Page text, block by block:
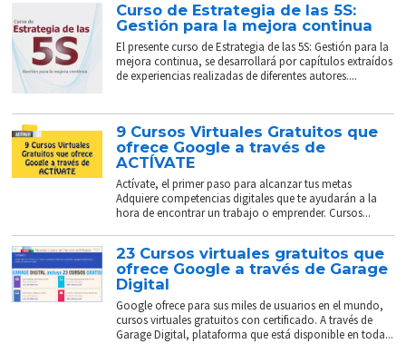
Curso de Estrategia de las 5S:
Gestión para la mejora continua
El presente curso de Estrategia de las 5S: Gestión para la
mejora continua, se desarrollará por capítulos extraídos
de experiencias realizadas de diferentes autores....
9 Cursos Virtuales Gratuitos que
ofrece Google a través de
ACTÍVATE
Actívate, el primer paso para alcanzar tus metas
Adquiere competencias digitales que te ayudarán a la
hora de encontrar un trabajo o emprender. Cursos...
23 Cursos virtuales gratuitos que
ofrece Google a través de Garage
Digital
Google ofrece para sus miles de usuarios en el mundo,
cursos virtuales gratuitos con certificado. A través de
Garage Digital, plataforma que está disponible en toda...